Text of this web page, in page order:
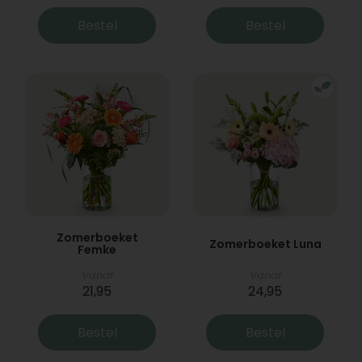
Bestel Bestel
Zomerboeket
Femke
21,95
Bestel
Zomerboeket Luna
24,95
Bestel